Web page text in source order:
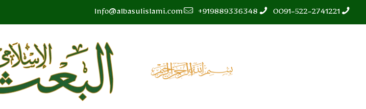
0091-522-2741221
919889336348+
Info@albasulislami.com